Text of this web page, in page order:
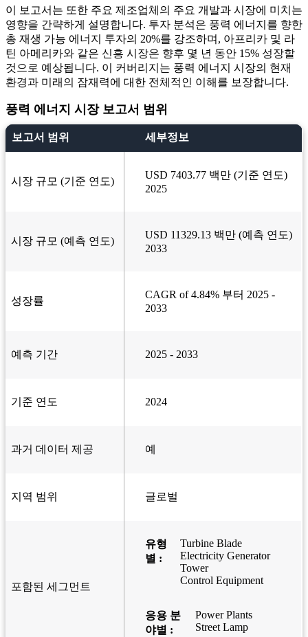
이 보고서는 또한 주요 제조업체의 주요 개발과 시장에 미치는
영향을 간략하게 설명합니다. 투자 분석은 풍력 에너지를 향한
총 재생 가능 에너지 투자의 20%를 강조하며, 아프리카 및 라
틴 아메리카와 같은 신흥 시장은 향후 몇 년 동안 15% 성장할
것으로 예상됩니다. 이 커버리지는 풍력 에너지 시장의 현재
환경과 미래의 잠재력에 대한 전체적인 이해를 보장합니다.
풍력 에너지 시장 보고서 범위
보고서 범위 세부정보
시장 규모 (기준 연도)
USD 7403.77 백만 (기준 연도)
2025
시장 규모 (예측 연도)
USD 11329.13 백만 (예측 연도)
2033
성장률
CAGR of 4.84% 부터 2025 -
2033
예측 기간 2025 - 2033
기준 연도 2024
과거 데이터 제공 예
지역 범위 글로벌
포함된 세그먼트
유형
별 :
Turbine Blade
Electricity Generator
Tower
Control Equipment
응용 분
야별 :
Power Plants
Street Lamp